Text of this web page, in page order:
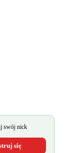
swój nick
się